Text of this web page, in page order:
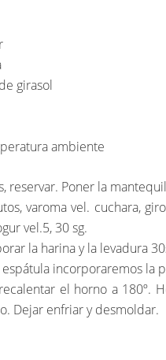
girasol
ambiente
reservar. Poner la
varoma vel. cuchara,
vel.5, 30 sg.
la harina y la levadura
incorporaremos la
el horno a 180º.
Dejar enfriar y desmoldar.